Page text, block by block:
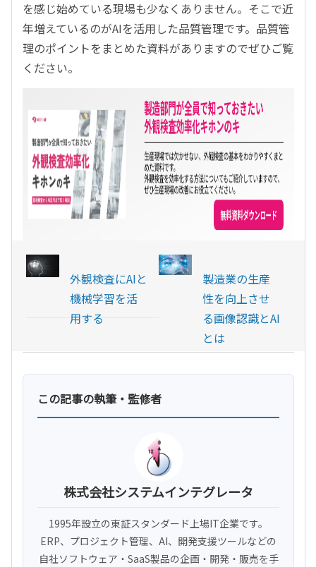
を感じ始めている現場も少なくありません。そこで近
年増えているのがAIを活用した品質管理です。品質管
理のポイントをまとめた資料がありますのでぜひご覧
ください。
外観検査にAIと
機械学習を活
用する
製造業の生産
性を向上させ
る画像認識とAI
とは
この記事の執筆・監修者
株式会社システムインテグレータ
1995年設立の東証スタンダード上場IT企業です。
ERP、プロジェクト管理、AI、開発支援ツールなどの
自社ソフトウェア・SaaS製品の企画・開発・販売を手